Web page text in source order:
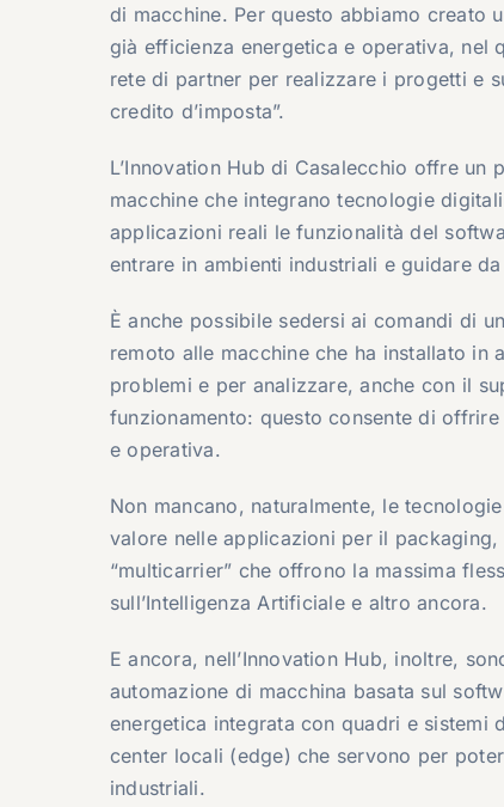
di macchine. Per questo abbiamo creato
già efficienza energetica e operativa, nel
rete di partner per realizzare i progetti e
credito d’imposta”.
L’Innovation Hub di Casalecchio offre
macchine che integrano tecnologie
applicazioni reali le funzionalità del
entrare in ambienti industriali e guidare
È anche possibile sedersi ai comandi di
remoto alle macchine che ha installato
problemi e per analizzare, anche con il
funzionamento: questo consente di
e operativa.
Non mancano, naturalmente, le
valore nelle applicazioni per il
“multicarrier” che offrono la massima
sull’Intelligenza Artificiale e altro ancora.
E ancora, nell’Innovation Hub, inoltre,
automazione di macchina basata sul
energetica integrata con quadri e sistemi
center locali (edge) che servono per
industriali.